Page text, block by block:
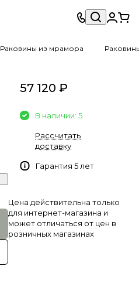
Раковины из мрамора
57 120 ₽
В наличии: 5
Рассчитать
доставку
Гарантия 5 лет
Цена действительна только
для интернет-магазина и
может отличаться от цен в
розничных магазинах